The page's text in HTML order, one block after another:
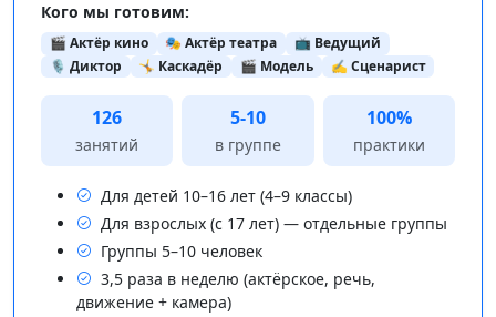
Кого мы готовим:
🎬 Актёр кино 🎭 Актёр театра
📺 Ведущий
🎙️ Диктор
🤸 Каскадёр 🎬 Модель ✍️ Сценарист
126
занятий
5-10
в группе
100%
практики
Для детей 10–16 лет (4–9 классы)
Для взрослых (с 17 лет) — отдельные группы
Группы 5–10 человек
3,5 раза в неделю (актёрское, речь,
движение + камера)